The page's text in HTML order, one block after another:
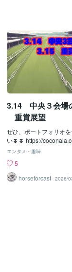
3.14 中央３会
重賞展望
ぜひ、ポートフォリオ
い⏬⏬ https://
49/portfolios ソフトに
中央３会場の結果🐴本
連設定にて購入を進め
中山会場が非常に厳し
エンタメ・趣味
5
horseforcast 2026/